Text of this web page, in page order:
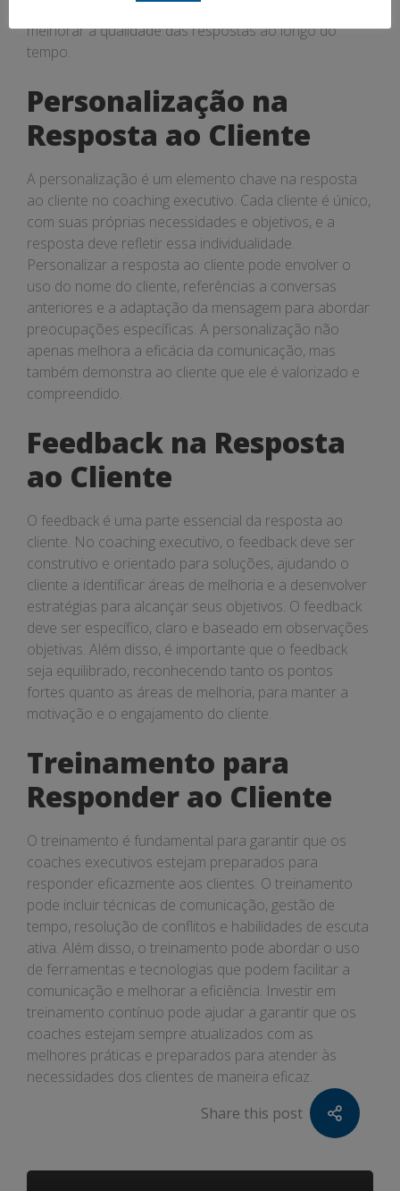
melhorar a qualidade das respostas ao longo do
tempo.
Personalização na
Resposta ao Cliente
A personalização é um elemento chave na resposta
ao cliente no coaching executivo. Cada cliente é único,
com suas próprias necessidades e objetivos, e a
resposta deve refletir essa individualidade.
Personalizar a resposta ao cliente pode envolver o
uso do nome do cliente, referências a conversas
anteriores e a adaptação da mensagem para abordar
preocupações específicas. A personalização não
apenas melhora a eficácia da comunicação, mas
também demonstra ao cliente que ele é valorizado e
compreendido.
Feedback na Resposta
ao Cliente
O feedback é uma parte essencial da resposta ao
cliente. No coaching executivo, o feedback deve ser
construtivo e orientado para soluções, ajudando o
cliente a identificar áreas de melhoria e a desenvolver
estratégias para alcançar seus objetivos. O feedback
deve ser específico, claro e baseado em observações
objetivas. Além disso, é importante que o feedback
seja equilibrado, reconhecendo tanto os pontos
fortes quanto as áreas de melhoria, para manter a
motivação e o engajamento do cliente.
Treinamento para
Responder ao Cliente
O treinamento é fundamental para garantir que os
coaches executivos estejam preparados para
responder eficazmente aos clientes. O treinamento
pode incluir técnicas de comunicação, gestão de
tempo, resolução de conflitos e habilidades de escuta
ativa. Além disso, o treinamento pode abordar o uso
de ferramentas e tecnologias que podem facilitar a
comunicação e melhorar a eficiência. Investir em
treinamento contínuo pode ajudar a garantir que os
coaches estejam sempre atualizados com as
melhores práticas e preparados para atender às
necessidades dos clientes de maneira eficaz.
Share this post